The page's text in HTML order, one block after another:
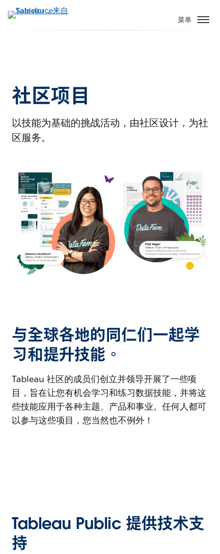
菜单
社区项目
以技能为基础的挑战活动，由社区设计，为社
区服务。
与全球各地的同仁们一起学
习和提升技能。
Tableau 社区的成员们创立并领导开展了一些项
目，旨在让您有机会学习和练习数据技能，并将这
些技能应用于各种主题、产品和事业。任何人都可
以参与这些项目，您当然也不例外！
Tableau Public 提供技术支
持